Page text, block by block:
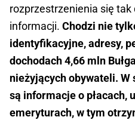
rozprzestrzenienia się
informacji. Chodzi nie
identyfikacyjne, adresy,
dochodach 4,66 mln
nieżyjących obywateli.
są informacje o płacach,
emeryturach, w tym